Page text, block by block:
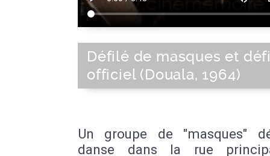
Défilé de masques et
officiel (Douala, 1964)
Un groupe de "masques"
danse dans la rue